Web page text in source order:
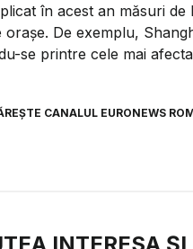
în acest an măsuri
orașe. De exemplu,
se printre cele mai
CANALUL EURONEWS